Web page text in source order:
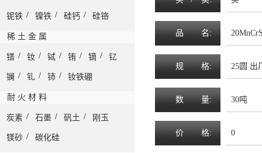
铌铁 / 镍铁 / 硅钙 / 硅铬
稀 土 金 属
镨 / 钕 / 铽 / 铕 / 镝 / 钇
镧 / 钆 / 铈 / 钕铁硼
耐 火 材 料
炭素 / 石墨 / 矾土 / 刚玉
镁砂 / 碳化硅
品 名 :
规 格: 25圆 出
数 量: 30吨
价 格: 0